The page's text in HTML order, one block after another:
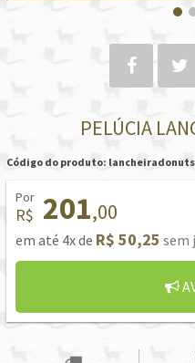
PELÚCIA
Código do produto: lancheiradonuts
Por
R$ 201,00
em até 4x de R$ 50,25 sem